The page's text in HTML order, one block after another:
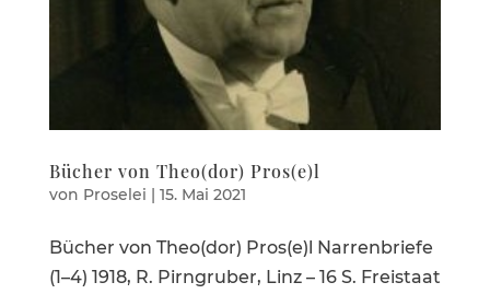
Bücher von Theo(dor) Pros(e)l
von Proselei | 15. Mai 2021
Bücher von Theo(dor) Pros(e)l Narren­briefe
(1–4) 1918, R. Pirngruber, Linz – 16 S. Freistaat